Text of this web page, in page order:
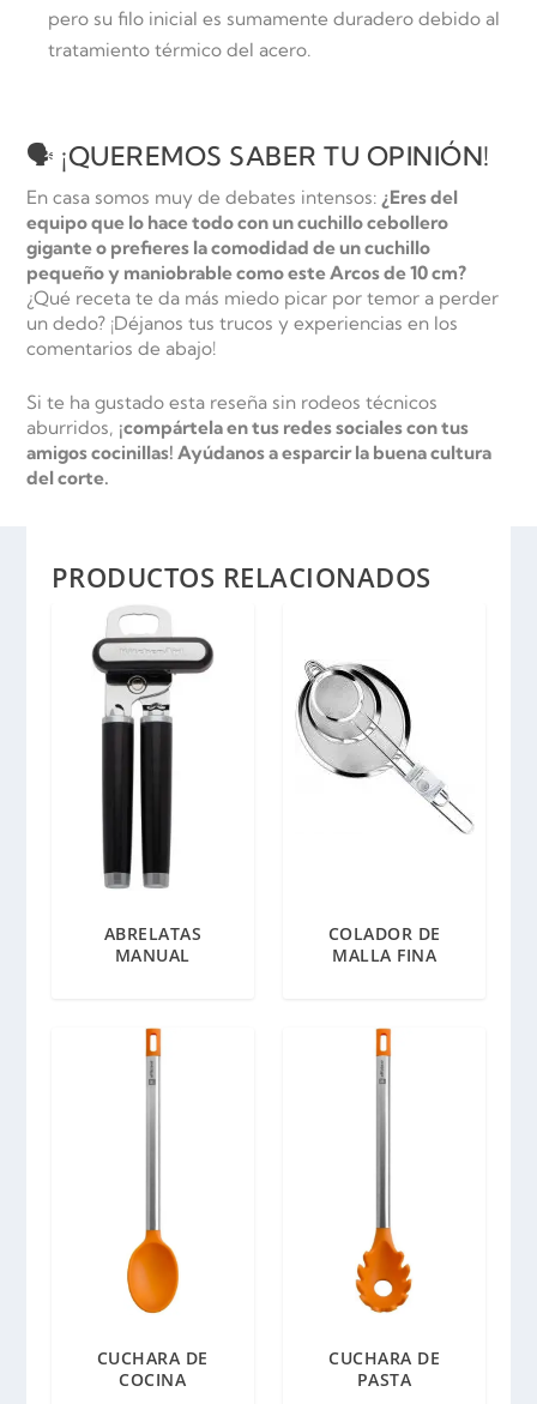
pero su filo inicial es sumamente duradero debido al
tratamiento térmico del acero.
🗣️ ¡QUEREMOS SABER TU OPINIÓN!
En casa somos muy de debates intensos: ¿Eres del
equipo que lo hace todo con un cuchillo cebollero
gigante o prefieres la comodidad de un cuchillo
pequeño y maniobrable como este Arcos de 10 cm?
¿Qué receta te da más miedo picar por temor a perder
un dedo? ¡Déjanos tus trucos y experiencias en los
comentarios de abajo!
Si te ha gustado esta reseña sin rodeos técnicos
aburridos, ¡compártela en tus redes sociales con tus
amigos cocinillas! Ayúdanos a esparcir la buena cultura
del corte.
PRODUCTOS RELACIONADOS
ABRELATAS
MANUAL
COLADOR DE
MALLA FINA
CUCHARA DE
COCINA
CUCHARA DE
PASTA